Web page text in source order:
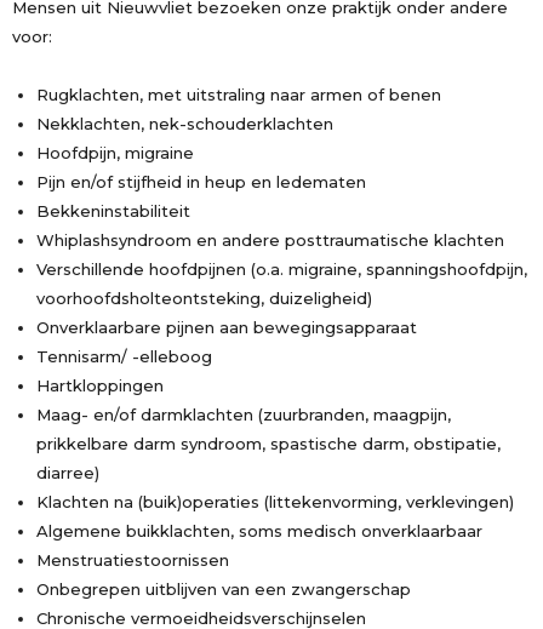
Mensen uit Nieuwvliet bezoeken onze praktijk onder andere
voor:
Rugklachten, met uitstraling naar armen of benen
Nekklachten, nek-schouderklachten
Hoofdpijn, migraine
Pijn en/of stijfheid in heup en ledematen
Bekkeninstabiliteit
Whiplashsyndroom en andere posttraumatische klachten
Verschillende hoofdpijnen (o.a. migraine, spanningshoofdpijn,
voorhoofdsholteontsteking, duizeligheid)
Onverklaarbare pijnen aan bewegingsapparaat
Tennisarm/ -elleboog
Hartkloppingen
Maag- en/of darmklachten (zuurbranden, maagpijn,
prikkelbare darm syndroom, spastische darm, obstipatie,
diarree)
Klachten na (buik)operaties (littekenvorming, verklevingen)
Algemene buikklachten, soms medisch onverklaarbaar
Menstruatiestoornissen
Onbegrepen uitblijven van een zwangerschap
Chronische vermoeidheidsverschijnselen